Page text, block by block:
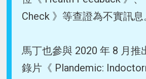
Check 》等查證為不實訊息
馬丁也參與 2020 年 8 月推
錄片《 Plandemic: